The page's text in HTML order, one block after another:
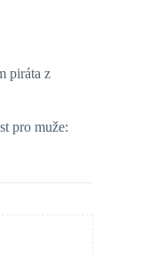
piráta z
pro muže: